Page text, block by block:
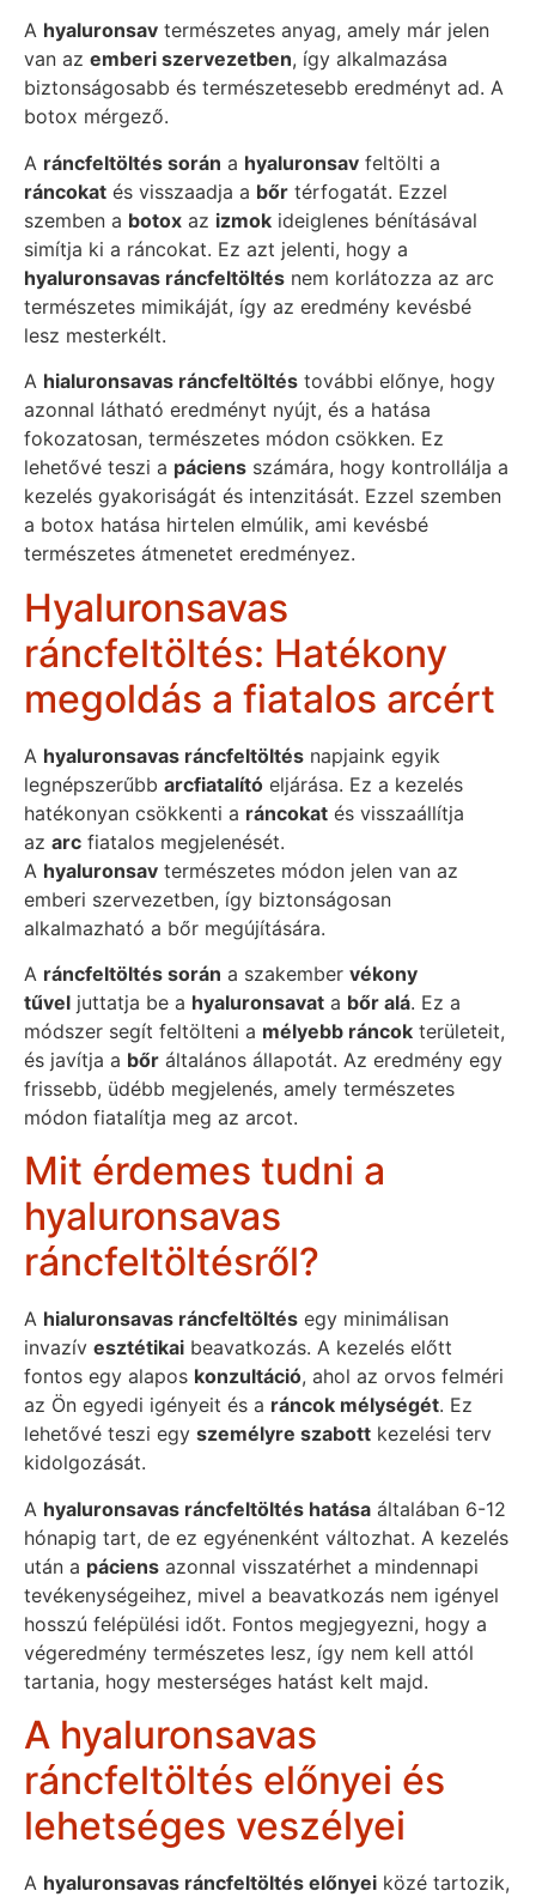
A hyaluronsav természetes anyag, amely már jelen
van az emberi szervezetben, így alkalmazása
biztonságosabb és természetesebb eredményt ad. A
botox mérgező.
A ráncfeltöltés során a hyaluronsav feltölti a
ráncokat és visszaadja a bőr térfogatát. Ezzel
szemben a botox az izmok ideiglenes bénításával
simítja ki a ráncokat. Ez azt jelenti, hogy a
hyaluronsavas ráncfeltöltés nem korlátozza az arc
természetes mimikáját, így az eredmény kevésbé
lesz mesterkélt.
A hialuronsavas ráncfeltöltés további előnye, hogy
azonnal látható eredményt nyújt, és a hatása
fokozatosan, természetes módon csökken. Ez
lehetővé teszi a páciens számára, hogy kontrollálja a
kezelés gyakoriságát és intenzitását. Ezzel szemben
a botox hatása hirtelen elmúlik, ami kevésbé
természetes átmenetet eredményez.
Hyaluronsavas
ráncfeltöltés: Hatékony
megoldás a fiatalos arcért
A hyaluronsavas ráncfeltöltés napjaink egyik
legnépszerűbb arcfiatalító eljárása. Ez a kezelés
hatékonyan csökkenti a ráncokat és visszaállítja
az arc fiatalos megjelenését.
A hyaluronsav természetes módon jelen van az
emberi szervezetben, így biztonságosan
alkalmazható a bőr megújítására.
A ráncfeltöltés során a szakember vékony
tűvel juttatja be a hyaluronsavat a bőr alá. Ez a
módszer segít feltölteni a mélyebb ráncok területeit,
és javítja a bőr általános állapotát. Az eredmény egy
frissebb, üdébb megjelenés, amely természetes
módon fiatalítja meg az arcot.
Mit érdemes tudni a
hyaluronsavas
ráncfeltöltésről?
A hialuronsavas ráncfeltöltés egy minimálisan
invazív esztétikai beavatkozás. A kezelés előtt
fontos egy alapos konzultáció, ahol az orvos felméri
az Ön egyedi igényeit és a ráncok mélységét. Ez
lehetővé teszi egy személyre szabott kezelési terv
kidolgozását.
A hyaluronsavas ráncfeltöltés hatása általában 6-12
hónapig tart, de ez egyénenként változhat. A kezelés
után a páciens azonnal visszatérhet a mindennapi
tevékenységeihez, mivel a beavatkozás nem igényel
hosszú felépülési időt. Fontos megjegyezni, hogy a
végeredmény természetes lesz, így nem kell attól
tartania, hogy mesterséges hatást kelt majd.
A hyaluronsavas
ráncfeltöltés előnyei és
lehetséges veszélyei
A hyaluronsavas ráncfeltöltés előnyei közé tartozik,